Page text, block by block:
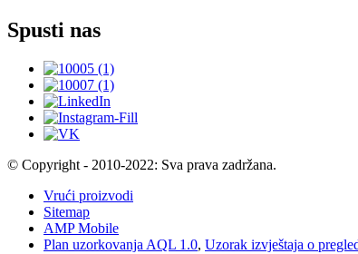
Spusti nas
© Copyright - 2010-2022: Sva prava zadržana.
Vrući proizvodi
Sitemap
AMP Mobile
Plan uzorkovanja AQL 1.0, Uzorak izvještaja o